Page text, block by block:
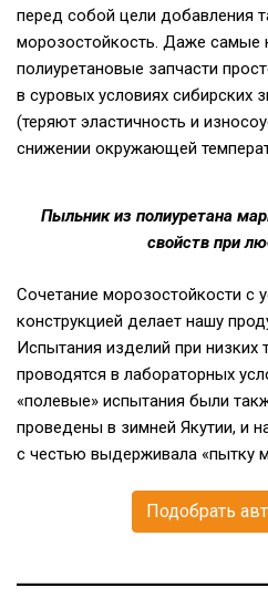
перед собой цели добавления
морозостойкость. Даже самые
полиуретановые запчасти
в суровых условиях сибирских
(теряют эластичность и
снижении окружающей
Пыльник из полиуретана
свойств при
Сочетание морозостойкости с
конструкцией делает нашу
Испытания изделий при низких
проводятся в лабораторных
«полевые» испытания были
проведены в зимней Якутии, и
с честью выдерживала «пытку
Подобрать